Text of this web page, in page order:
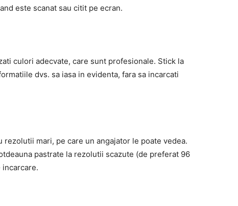
este scanat sau citit pe ecran.
culori adecvate, care sunt profesionale. Stick la
dvs. sa iasa in evidenta, fara sa incarcati
mari, pe care un angajator le poate vedea.
pastrate la rezolutii scazute (de preferat 96